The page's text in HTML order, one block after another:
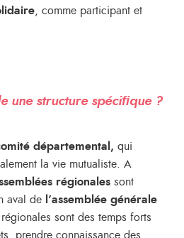
, comme participant et
une structure spéciﬁque ?
départemental, qui
la vie mutualiste. A
régionales sont
aval de
l’assemblée générale
régionales sont des temps forts
prendre connaissance des